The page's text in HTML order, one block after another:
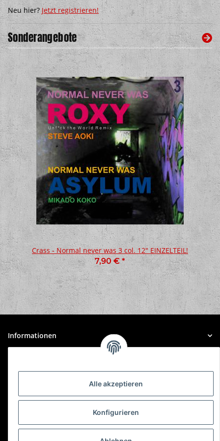
Neu hier? Jetzt registrieren!
Sonderangebote
Crass - Normal never was 3 col. 12" EINZELTEIL!
7,90 € *
Informationen
* Alle Preise inkl. gesetzlicher USt., zzgl.Versand
Alle akzeptieren
Konfigurieren